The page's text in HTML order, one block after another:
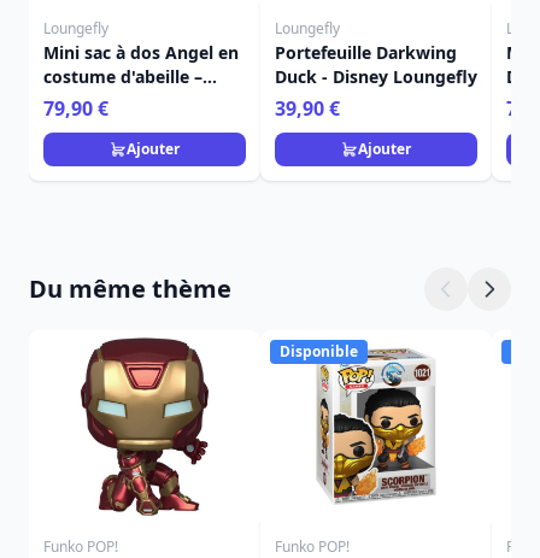
Loungefly
Mini sac à dos Angel en
costume d'abeille –
Disney Loungefly Lilo &
Stitch
79,90 €
Ajouter
Loungefly
Portefeuille Darkwing
Duck - Disney Loungefly
39,90 €
Ajouter
Du même thème
Funko POP!
Disponible
Funko POP!